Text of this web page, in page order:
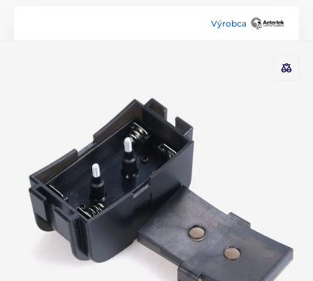
Výrobca